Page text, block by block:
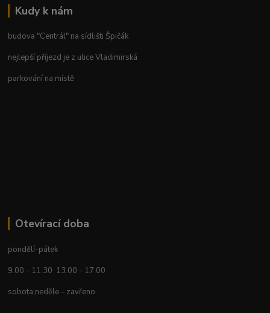
Kudy k nám
budova "Centrál" na sídlišti Špičák
nejlepší příjezd je z ulice Vladimirská
parkování na místě
Otevírací doba
pondělí-pátek
9.00 - 11.30 13.00 - 17.00
sobota,neděle - zavřeno